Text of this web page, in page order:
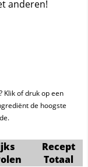
anderen!
of druk op een
de hoogste
Recept
Totaal